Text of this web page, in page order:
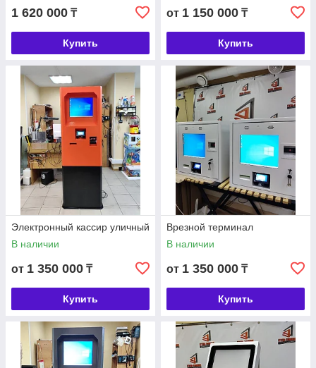
1 620 000 ₸
Купить
от 1 150 000 ₸
Купить
Электронный кассир уличный
В наличии
от 1 350 000 ₸
Купить
Врезной терминал
В наличии
от 1 350 000 ₸
Купить